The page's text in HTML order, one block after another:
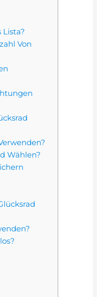
Lista?
Von
Wählen?